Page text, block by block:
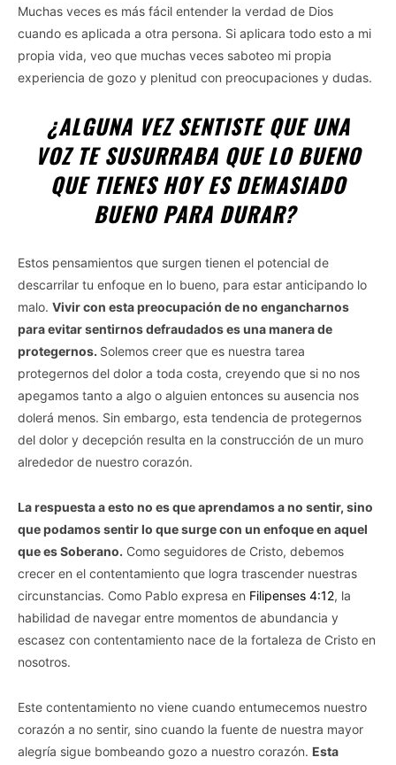
Muchas veces es más fácil entender la verdad de Dios
cuando es aplicada a otra persona. Si aplicara todo esto a mi
propia vida, veo que muchas veces saboteo mi propia
experiencia de gozo y plenitud con preocupaciones y dudas.
¿ALGUNA VEZ SENTISTE QUE UNA
VOZ TE SUSURRABA QUE LO BUENO
QUE TIENES HOY ES DEMASIADO
BUENO PARA DURAR?
Estos pensamientos que surgen tienen el potencial de
descarrilar tu enfoque en lo bueno, para estar anticipando lo
malo. Vivir con esta preocupación de no engancharnos
para evitar sentirnos defraudados es una manera de
protegernos. Solemos creer que es nuestra tarea
protegernos del dolor a toda costa, creyendo que si no nos
apegamos tanto a algo o alguien entonces su ausencia nos
dolerá menos. Sin embargo, esta tendencia de protegernos
del dolor y decepción resulta en la construcción de un muro
alrededor de nuestro corazón.
La respuesta a esto no es que aprendamos a no sentir, sino
que podamos sentir lo que surge con un enfoque en aquel
que es Soberano. Como seguidores de Cristo, debemos
crecer en el contentamiento que logra trascender nuestras
circunstancias. Como Pablo expresa en Filipenses 4:12, la
habilidad de navegar entre momentos de abundancia y
escasez con contentamiento nace de la fortaleza de Cristo en
nosotros.
Este contentamiento no viene cuando entumecemos nuestro
corazón a no sentir, sino cuando la fuente de nuestra mayor
alegría sigue bombeando gozo a nuestro corazón. Esta